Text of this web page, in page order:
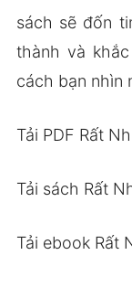
sách sẽ đốn
thành và
cách bạn nhìn
Tải PDF Rất
Tải sách Rất
Tải ebook Rất